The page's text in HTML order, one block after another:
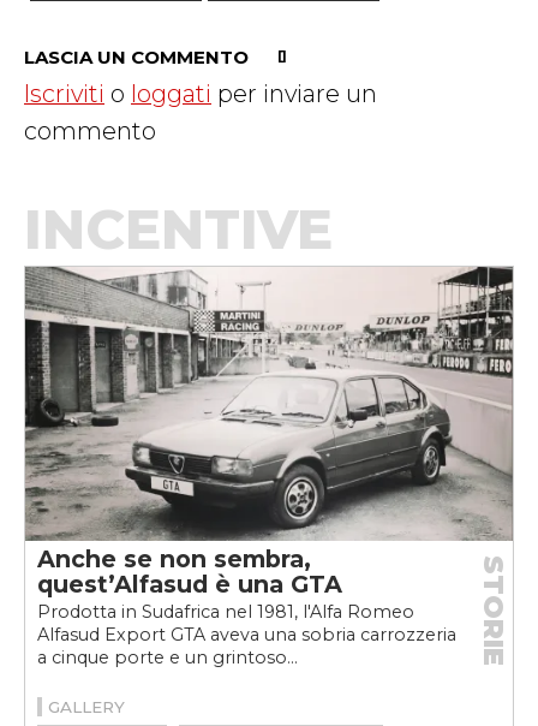
LASCIA UN COMMENTO
Iscriviti o loggati per inviare un
commento
INCENTIVE
Anche se non sembra,
quest’Alfasud è una GTA
Prodotta in Sudafrica nel 1981, l'Alfa Romeo
Alfasud Export GTA aveva una sobria carrozzeria
a cinque porte e un grintoso...
STORIE
GALLERY